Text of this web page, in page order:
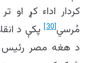
کردار اداء کړ
مُرسي[30]
پکې د
د هغه مصر رئیس